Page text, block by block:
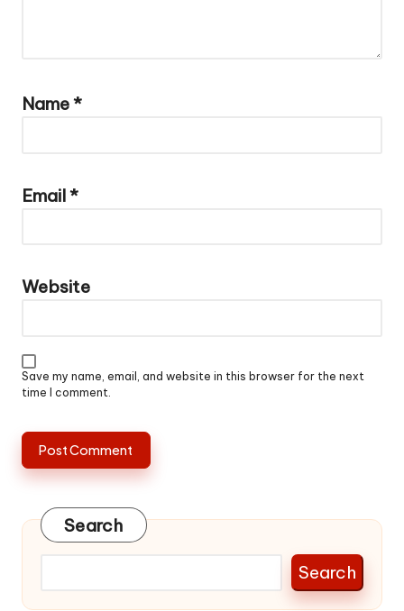
Name*
Email*
Website
Save my name, email, and website in this browser for the next
time I comment.
Search
Search